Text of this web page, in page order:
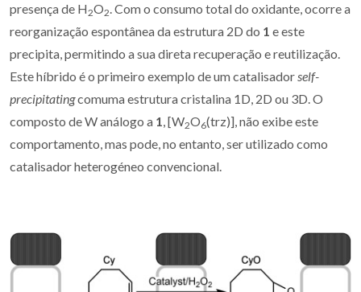
presença de H2O2. Com o consumo total do oxidante, ocorre a
reorganização espontânea da estrutura 2D do 1 e este
precipita, permitindo a sua direta recuperação e reutilização.
Este híbrido é o primeiro exemplo de um catalisadorself-
precipitatingcomuma estrutura cristalina 1D, 2D ou 3D. O
composto de W análogo a 1, [W2O6(trz)], não exibe este
comportamento, mas pode, no entanto, ser utilizado como
catalisador heterogéneo convencional.